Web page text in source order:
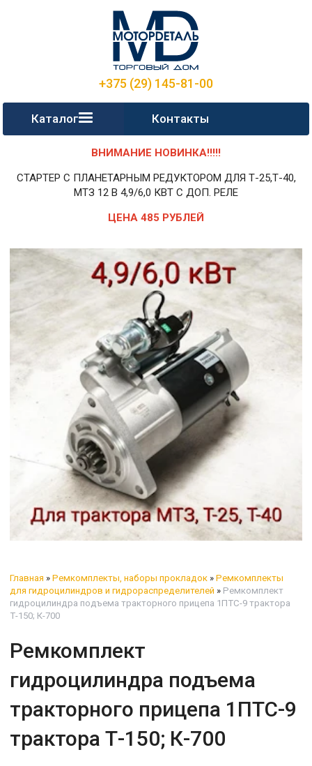
+375 (29) 145-81-00
Каталог Контакты
ВНИМАНИЕ НОВИНКА!!!!!
СТАРТЕР С ПЛАНЕТАРНЫМ РЕДУКТОРОМ ДЛЯ Т-25,Т-40,
МТЗ 12 В 4,9/6,0 КВТ С ДОП. РЕЛЕ
ЦЕНА 485 РУБЛЕЙ
Главная » Ремкомплекты, наборы прокладок » Ремкомплекты
для гидроцилиндров и гидрораспределителей » Ремкомплект
гидроцилиндра подъема тракторного прицепа 1ПТС-9 трактора
Т-150; К-700
Ремкомплект
гидроцилиндра подъема
тракторного прицепа 1ПТС-9
трактора Т-150; К-700